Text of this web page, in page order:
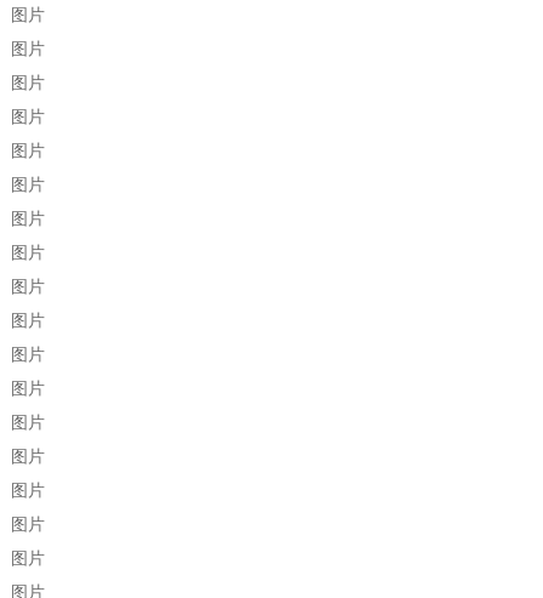
图片
图片
图片
图片
图片
图片
图片
图片
图片
图片
图片
图片
图片
图片
图片
图片
图片
图片